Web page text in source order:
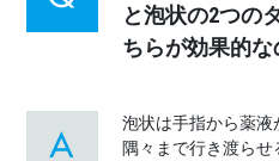
と泡状の2つの
ちらが効果的な
泡状は手指から薬
隅々まで行き渡ら